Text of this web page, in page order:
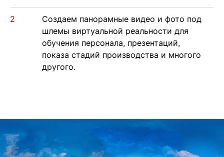
пт, сб
11:00-22:00
Создаем панорамные видео и фото под
шлемы виртуальной реальности для
обучения персонала, презентаций,
показа стадий производства и многого
другого.